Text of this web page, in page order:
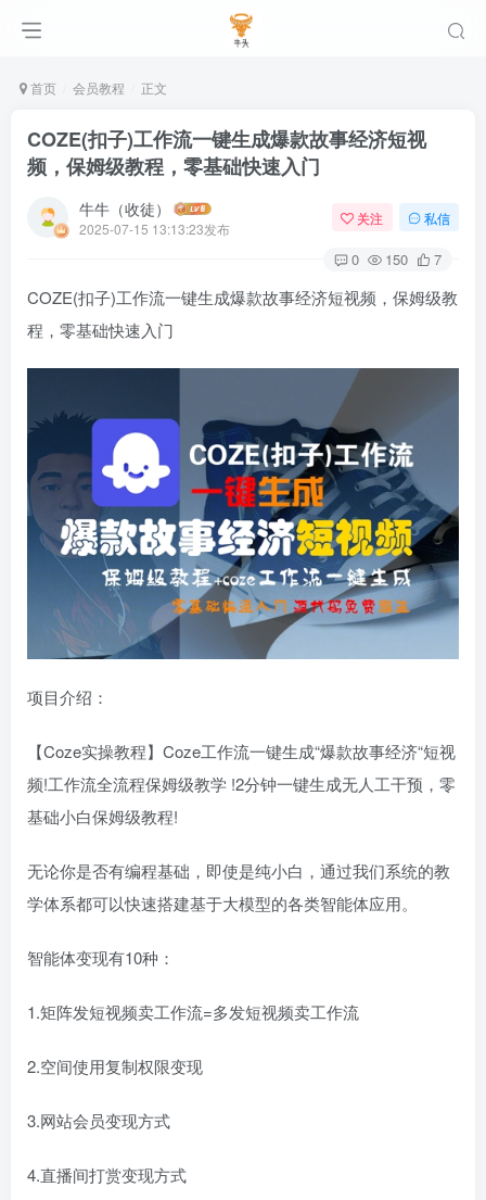
首页 会员教程 正文
COZE(扣子)工作流一键生成爆款故事经济短视
频，保姆级教程，零基础快速入门
牛牛（收徒）
2025-07-15 13:13:23发布
关注 私信
0 150 7
COZE(扣子)工作流一键生成爆款故事经济短视频，保姆级教
程，零基础快速入门
项目介绍：
【Coze实操教程】Coze工作流一键生成“爆款故事经济“短视
频!工作流全流程保姆级教学 !2分钟一键生成无人工干预，零
基础小白保姆级教程!
无论你是否有编程基础，即使是纯小白，通过我们系统的教
学体系都可以快速搭建基于大模型的各类智能体应用。
智能体变现有10种：
1.矩阵发短视频卖工作流=多发短视频卖工作流
2.空间使用复制权限变现
3.网站会员变现方式
4.直播间打赏变现方式